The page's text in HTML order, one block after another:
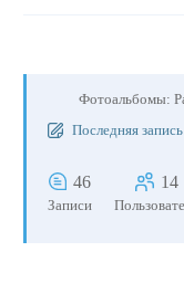
Фотоальбомы:
Последняя запись
46
Записи
14